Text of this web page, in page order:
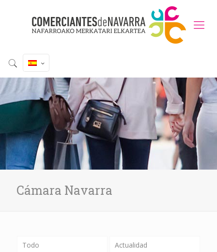
Cámara Navarra
Todo Actualidad